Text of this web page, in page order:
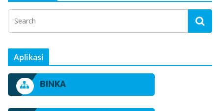
Aplikasi
BINKA